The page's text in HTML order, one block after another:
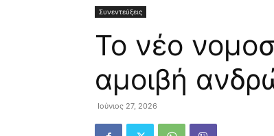
Συνεντεύξεις
Το νέο
αμοιβή
Ιούνιος 27, 2026